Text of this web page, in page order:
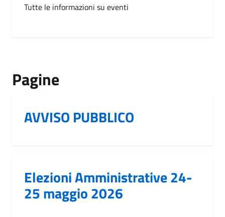
Tutte le informazioni su eventi
Pagine
AVVISO PUBBLICO
Elezioni Amministrative 24-
25 maggio 2026